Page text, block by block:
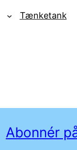
Tænketank
Abonnér